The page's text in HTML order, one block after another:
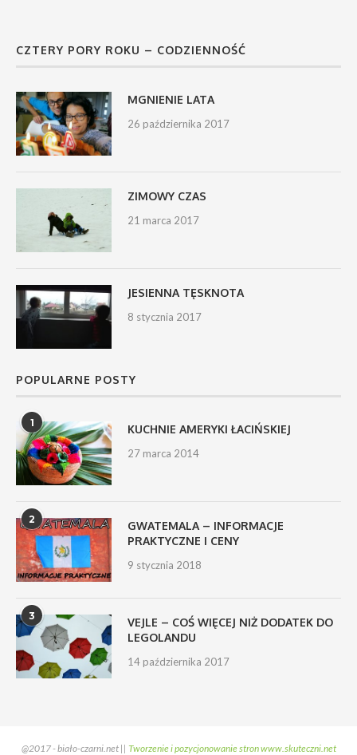
CZTERY PORY ROKU – CODZIENNOŚĆ
MGNIENIE LATA
26 października 2017
ZIMOWY CZAS
21 marca 2017
JESIENNA TĘSKNOTA
8 stycznia 2017
POPULARNE POSTY
1 KUCHNIE AMERYKI ŁACIŃSKIEJ
27 marca 2014
2
GWATEMALA – INFORMACJE
PRAKTYCZNE I CENY
9 stycznia 2018
3
VEJLE – COŚ WIĘCEJ NIŻ DODATEK DO
LEGOLANDU
14 października 2017
@2017 - biało-czarni.net || Tworzenie i pozycjonowanie stron www.skuteczni.net